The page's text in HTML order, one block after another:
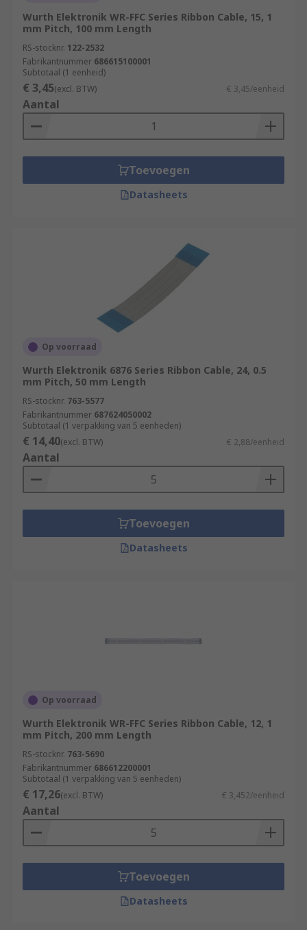
Wurth Elektronik WR-FFC Series Ribbon Cable, 15, 1
mm Pitch, 100 mm Length
RS-stocknr. 122-2532
Fabrikantnummer 686615100001
Subtotaal (1 eenheid)
€ 3,45(excl. BTW) € 3,45/eenheid
Aantal
Toevoegen
Datasheets
Op voorraad
Wurth Elektronik 6876 Series Ribbon Cable, 24, 0.5
mm Pitch, 50 mm Length
RS-stocknr. 763-5577
Fabrikantnummer 687624050002
Subtotaal (1 verpakking van 5 eenheden)
€ 14,40(excl. BTW) € 2,88/eenheid
Aantal
Toevoegen
Datasheets
Op voorraad
Wurth Elektronik WR-FFC Series Ribbon Cable, 12, 1
mm Pitch, 200 mm Length
RS-stocknr. 763-5690
Fabrikantnummer 686612200001
Subtotaal (1 verpakking van 5 eenheden)
€ 17,26(excl. BTW) € 3,452/eenheid
Aantal
Toevoegen
Datasheets